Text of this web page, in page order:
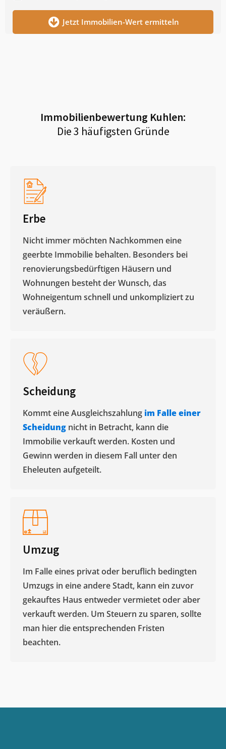
Jetzt Immobilien-Wert ermitteln
Immobilienbewertung Kuhlen:
Die 3 häufigsten Gründe
Erbe
Nicht immer möchten Nachkommen eine
geerbte Immobilie behalten. Besonders bei
renovierungsbedürftigen Häusern und
Wohnungen besteht der Wunsch, das
Wohneigentum schnell und unkompliziert zu
veräußern. ​
Scheidung
Kommt eine Ausgleichszahlung im Falle einer
Scheidung nicht in Betracht, kann die
Immobilie verkauft werden. Kosten und
Gewinn werden in diesem Fall unter den
Eheleuten aufgeteilt.​
Umzug
Im Falle eines privat oder beruflich bedingten
Umzugs in eine andere Stadt, kann ein zuvor
gekauftes Haus entweder vermietet oder aber
verkauft werden. Um Steuern zu sparen, sollte
man hier die entsprechenden Fristen
beachten.